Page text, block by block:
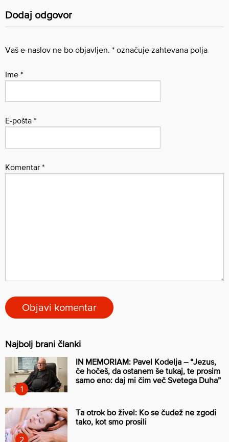
Dodaj odgovor
Vaš e-naslov ne bo objavljen. * označuje zahtevana polja
Ime *
E-pošta *
Komentar *
Najbolj brani članki
IN MEMORIAM: Pavel Kodelja – “Jezus,
če hočeš, da ostanem še tukaj, te prosim
samo eno: daj mi čim več Svetega Duha”
Ta otrok bo živel: Ko se čudež ne zgodi
tako, kot smo prosili